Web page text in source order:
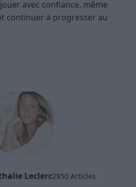
avec confiance, même
continuer à progresser au
Leclerc2950 Articles